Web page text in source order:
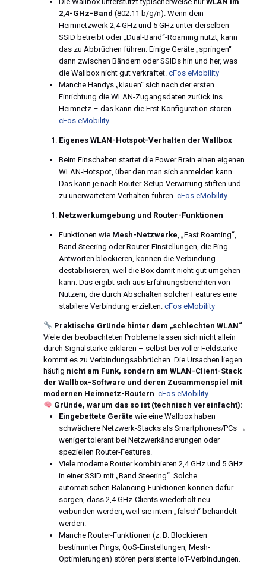
2,4-GHz-Band (802.11 b/g/n). Wenn dein
Heimnetzwerk 2,4 GHz und 5 GHz unter derselben
SSID betreibt oder „Dual-Band“-Roaming nutzt, kann
das zu Abbrüchen führen. Einige Geräte „springen“
dann zwischen Bändern oder SSIDs hin und her, was
die Wallbox nicht gut verkraftet. cFos eMobility
Manche Handys „klauen“ sich nach der ersten
Einrichtung die WLAN-Zugangsdaten zurück ins
Heimnetz – das kann die Erst-Konfiguration stören.
cFos eMobility
Eigenes WLAN-Hotspot-Verhalten der Wallbox
Beim Einschalten startet die Power Brain einen eigenen
WLAN-Hotspot, über den man sich anmelden kann.
Das kann je nach Router-Setup Verwirrung stiften und
zu unerwartetem Verhalten führen. cFos eMobility
Netzwerkumgebung und Router-Funktionen
Funktionen wie Mesh-Netzwerke , „Fast Roaming“,
Band Steering oder Router-Einstellungen, die Ping-
Antworten blockieren, können die Verbindung
destabilisieren, weil die Box damit nicht gut umgehen
kann. Das ergibt sich aus Erfahrungsberichten von
Nutzern, die durch Abschalten solcher Features eine
stabilere Verbindung erzielten. cFos eMobility
Praktische Gründe hinter dem „schlechten WLAN“
Viele der beobachteten Probleme lassen sich nicht allein
durch Signalstärke erklären – selbst bei voller Feldstärke
kommt es zu Verbindungsabbrüchen. Die Ursachen liegen
häufig nicht am Funk, sondern am WLAN-Client-Stack
der Wallbox-Software und deren Zusammenspiel mit
modernen Heimnetz-Routern cFos eMobility
Gründe, warum das so ist (technisch vereinfacht):
Eingebettete Geräte wie eine Wallbox haben
schwächere Netzwerk-Stacks als Smartphones/PCs →
weniger tolerant bei Netzwerkänderungen oder
speziellen Router-Features.
Viele moderne Router kombinieren 2,4 GHz und 5 GHz
in einer SSID mit „Band Steering“. Solche
automatischen Balancing-Funktionen können dafür
sorgen, dass 2,4 GHz-Clients wiederholt neu
verbunden werden, weil sie intern „falsch“ behandelt
werden.
Manche Router-Funktionen (z. B. Blockieren
bestimmter Pings, QoS-Einstellungen, Mesh-
Optimierungen) stören persistente IoT-Verbindungen.